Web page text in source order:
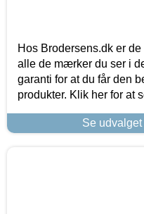
Hos Brodersens.dk er
alle de mærker du ser i
garanti for at du får den
produkter. Klik her for at
Se